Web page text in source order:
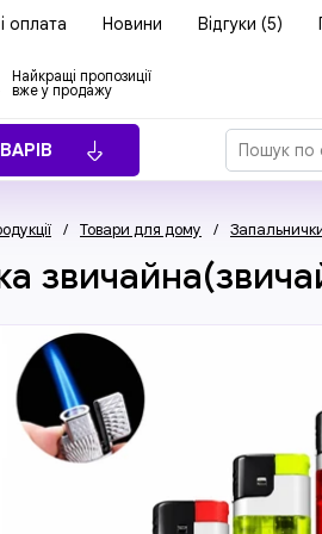
оплата Новини Відгуки (5)
Найкращі пропозиції
вже у продажу
/ Товари для дому /